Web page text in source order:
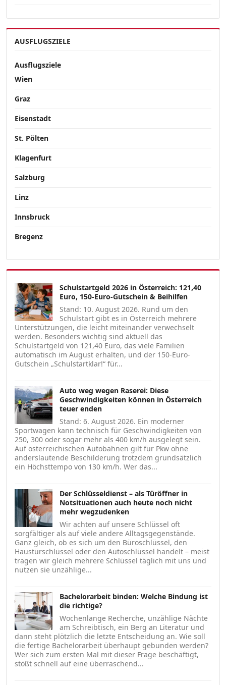
AUSFLUGSZIELE
Ausflugsziele
Wien
Graz
Eisenstadt
St. Pölten
Klagenfurt
Salzburg
Linz
Innsbruck
Bregenz
Schulstartgeld 2026 in Österreich: 121,40
Euro, 150-Euro-Gutschein & Beihilfen
Stand: 10. August 2026. Rund um den
Schulstart gibt es in Österreich mehrere
Unterstützungen, die leicht miteinander verwechselt
werden. Besonders wichtig sind aktuell das
Schulstartgeld von 121,40 Euro, das viele Familien
automatisch im August erhalten, und der 150-Euro-
Gutschein „Schulstartklar!“ für...
Auto weg wegen Raserei: Diese
Geschwindigkeiten können in Österreich
teuer enden
Stand: 6. August 2026. Ein moderner
Sportwagen kann technisch für Geschwindigkeiten von
250, 300 oder sogar mehr als 400 km/h ausgelegt sein.
Auf österreichischen Autobahnen gilt für Pkw ohne
anderslautende Beschilderung trotzdem grundsätzlich
ein Höchsttempo von 130 km/h. Wer das...
Der Schlüsseldienst – als Türöffner in
Notsituationen auch heute noch nicht
mehr wegzudenken
Wir achten auf unsere Schlüssel oft
sorgfältiger als auf viele andere Alltagsgegenstände.
Ganz gleich, ob es sich um den Büroschlüssel, den
Haustürschlüssel oder den Autoschlüssel handelt – meist
tragen wir gleich mehrere Schlüssel täglich mit uns und
nutzen sie unzählige...
Bachelorarbeit binden: Welche Bindung ist
die richtige?
Wochenlange Recherche, unzählige Nächte
am Schreibtisch, ein Berg an Literatur und
dann steht plötzlich die letzte Entscheidung an. Wie soll
die fertige Bachelorarbeit überhaupt gebunden werden?
Wer sich zum ersten Mal mit dieser Frage beschäftigt,
stößt schnell auf eine überraschend...